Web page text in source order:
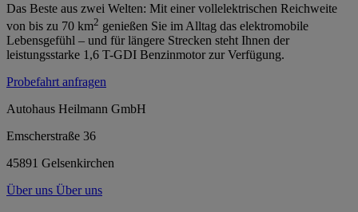
Das Beste aus zwei Welten: Mit einer vollelektrischen Reichweite
von bis zu 70 km2 genießen Sie im Alltag das elektromobile
Lebensgefühl – und für längere Strecken steht Ihnen der
leistungsstarke 1,6 T-GDI Benzinmotor zur Verfügung.
Probefahrt anfragen
Autohaus Heilmann GmbH
Emscherstraße 36
45891 Gelsenkirchen
Über uns Über uns